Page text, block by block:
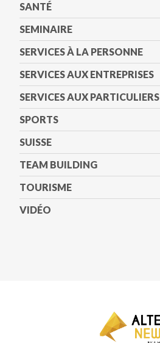
SANTÉ
SEMINAIRE
SERVICES À LA PERSONNE
SERVICES AUX ENTREPRISES
SERVICES AUX PARTICULIERS
SPORTS
SUISSE
TEAM BUILDING
TOURISME
VIDÉO